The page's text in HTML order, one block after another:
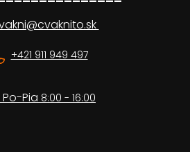
+421 911 949 497
Po-Pia 8:00 - 16:00